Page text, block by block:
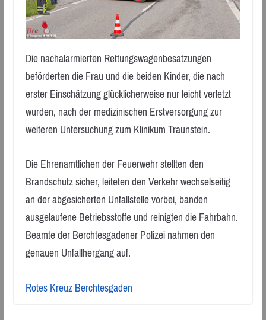
Die nachalarmierten Rettungswagenbesatzungen
beförderten die Frau und die beiden Kinder, die nach
erster Einschätzung glücklicherweise nur leicht verletzt
wurden, nach der medizinischen Erstversorgung zur
weiteren Untersuchung zum Klinikum Traunstein.
Die Ehrenamtlichen der Feuerwehr stellten den
Brandschutz sicher, leiteten den Verkehr wechselseitig
an der abgesicherten Unfallstelle vorbei, banden
ausgelaufene Betriebsstoffe und reinigten die Fahrbahn.
Beamte der Berchtesgadener Polizei nahmen den
genauen Unfallhergang auf.
Rotes Kreuz Berchtesgaden